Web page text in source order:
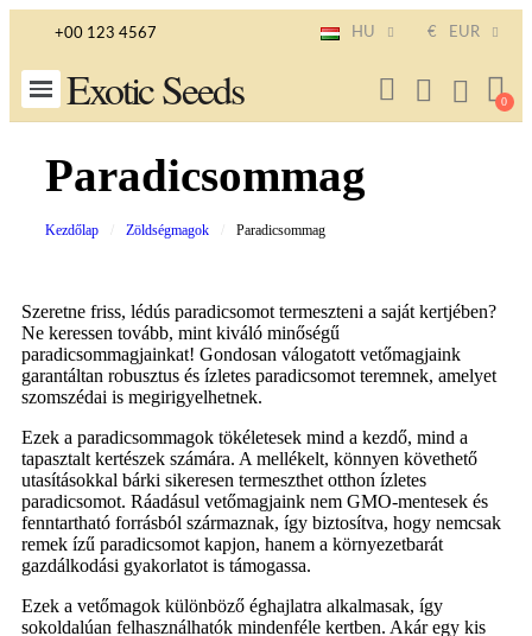
+00 123 4567 HU € EUR
Exotic Seeds
Paradicsommag
Kezdőlap Zöldségmagok Paradicsommag
Szeretne friss, lédús paradicsomot termeszteni a saját kertjében?
Ne keressen tovább, mint kiváló minőségű
paradicsommagjainkat! Gondosan válogatott vetőmagjaink
garantáltan robusztus és ízletes paradicsomot teremnek, amelyet
szomszédai is megirigyelhetnek.
Ezek a paradicsommagok tökéletesek mind a kezdő, mind a
tapasztalt kertészek számára. A mellékelt, könnyen követhető
utasításokkal bárki sikeresen termeszthet otthon ízletes
paradicsomot. Ráadásul vetőmagjaink nem GMO-mentesek és
fenntartható forrásból származnak, így biztosítva, hogy nemcsak
remek ízű paradicsomot kapjon, hanem a környezetbarát
gazdálkodási gyakorlatot is támogassa.
Ezek a vetőmagok különböző éghajlatra alkalmasak, így
sokoldalúan felhasználhatók mindenféle kertben. Akár egy kis